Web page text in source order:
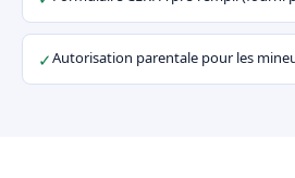
✓Autorisation parentale pour les